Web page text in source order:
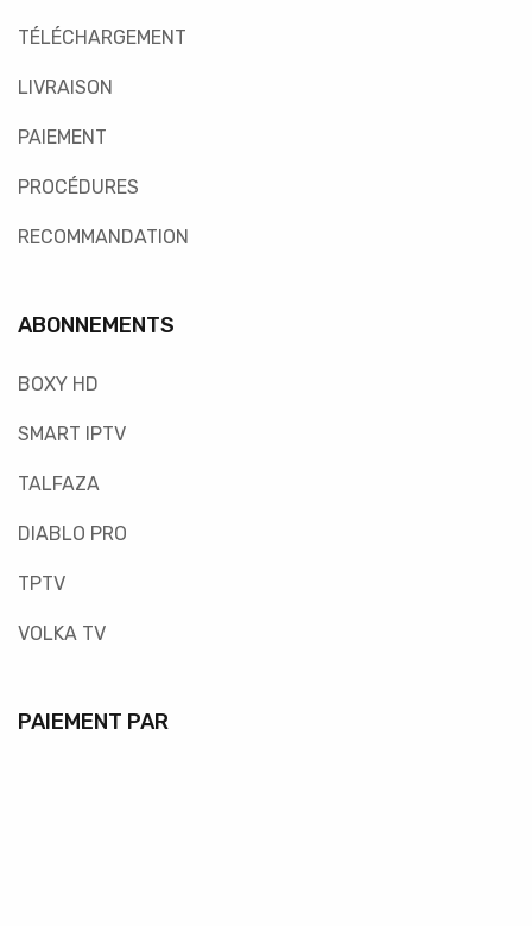
TÉLÉCHARGEMENT
LIVRAISON
PAIEMENT
PROCÉDURES
RECOMMANDATION
ABONNEMENTS
BOXY HD
SMART IPTV
TALFAZA
DIABLO PRO
TPTV
VOLKA TV
PAIEMENT PAR